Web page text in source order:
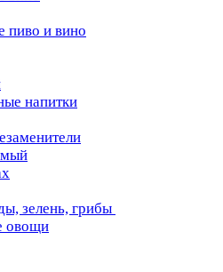
пиво и вино
напитки
зелень, грибы
овощи